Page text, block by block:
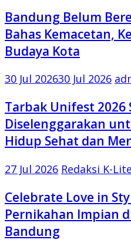
Bandung Belum
Bahas Kemacetan,
Budaya Kota
30 Jul 202630 Jul 2026
Tarbak Unifest 2026
Diselenggarakan
Hidup Sehat dan
27 Jul 2026 Redaksi K-
Celebrate Love in
Pernikahan Impian
Bandung